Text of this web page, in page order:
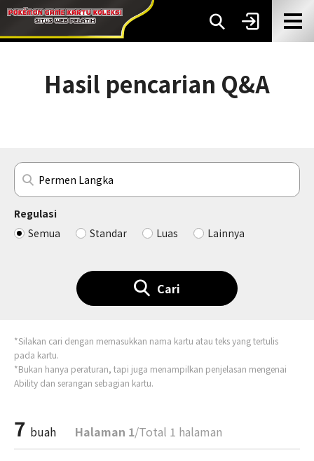
Hasil pencarian Q&A
Regulasi
Semua
Standar Luas Lainnya
Cari
*Silakan cari dengan memasukkan nama kartu atau teks yang tertulis
pada kartu.
*Bukan hanya peraturan, tapi juga menampilkan penjelasan mengenai
Ability dan serangan sebagian kartu.
7 buah Halaman 1/Total 1 halaman